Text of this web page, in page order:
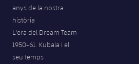
anys de la nostra
història
L'era del Dream Team
1950-61. Kubala i el
seu temps